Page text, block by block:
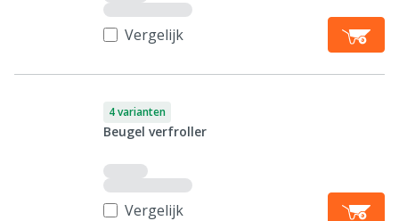
Vergelijk
4 varianten
Beugel verfroller
Vergelijk